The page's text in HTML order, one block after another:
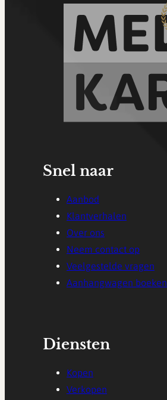
Snel naar
Aanbod
Klantverhalen
Over ons
Neem contact op
Veelgestelde vragen
Aanhangwagen boeken
Diensten
Kopen
Verkopen